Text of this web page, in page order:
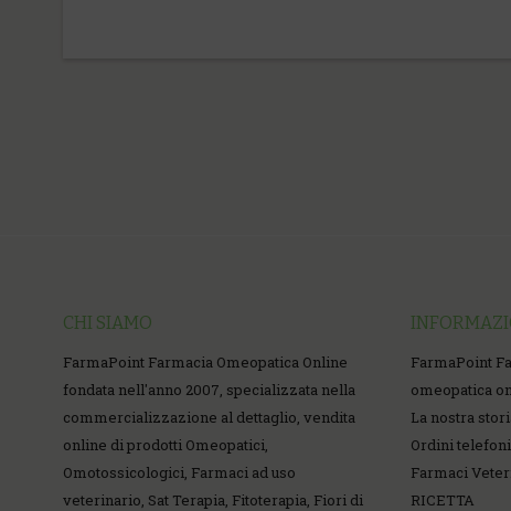
CHI SIAMO
FarmaPoint Farmacia Omeopatica Online
fondata nell'anno 2007, specializzata nella
commercializzazione al dettaglio, vendita
online di prodotti Omeopatici,
Omotossicologici, Farmaci ad uso
veterinario, Sat Terapia, Fitoterapia, Fiori di
FarmaPoint
omeopatica
La nostra
Ordini
Farmaci
RICETTA